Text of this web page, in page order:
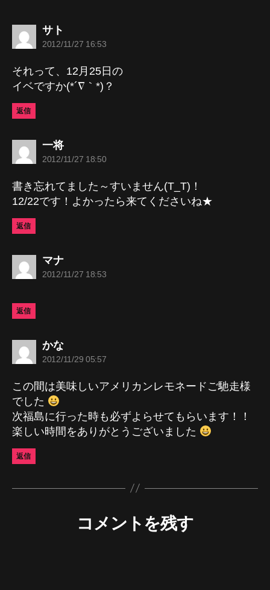
サト
発
2012/11/27 16:53
それって、12月25日の
イベですか(*´∇｀*)？
返信
一将の
発
2012/11/27 18:50
書き忘れてました～すいません(T_T)！
12/22です！よかったら来てくださいね★
返信
マナの
発
2012/11/27 18:53
返信
かなの
発
2012/11/29 05:57
この間は美味しいアメリカンレモネードご馳走様
でした
次福島に行った時も必ずよらせてもらいます！！
楽しい時間をありがとうございました
返信
コメントを残す